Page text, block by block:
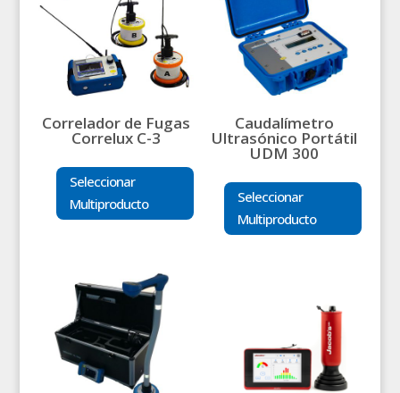
Correlador de Fugas
Correlux C-3
Seleccionar
Multiproducto
Caudalímetro
Ultrasónico Portátil
UDM 300
Seleccionar
Multiproducto